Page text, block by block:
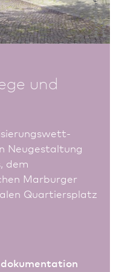
h
n
und
Neu­ge­staltung
dem
Marburger
Quar­tiersplatz